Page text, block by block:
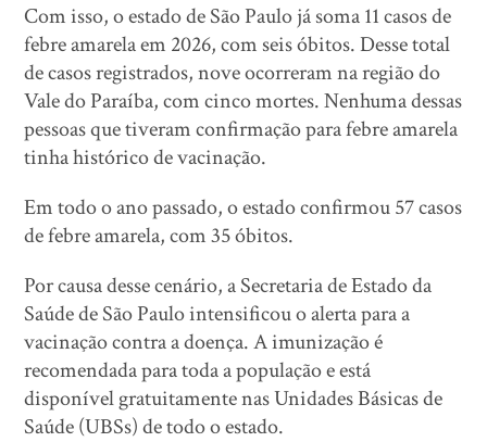
Com isso, o estado de São Paulo já soma 11 casos de
febre amarela em 2026, com seis óbitos. Desse total
de casos registrados, nove ocorreram na região do
Vale do Paraíba, com cinco mortes. Nenhuma dessas
pessoas que tiveram confirmação para febre amarela
tinha histórico de vacinação.
Em todo o ano passado, o estado confirmou 57 casos
de febre amarela, com 35 óbitos.
Por causa desse cenário, a Secretaria de Estado da
Saúde de São Paulo intensificou o alerta para a
vacinação contra a doença. A imunização é
recomendada para toda a população e está
disponível gratuitamente nas Unidades Básicas de
Saúde (UBSs) de todo o estado.